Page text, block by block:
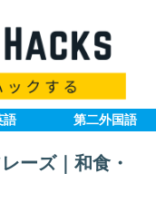
語 第二外国語
ーズ｜和食・